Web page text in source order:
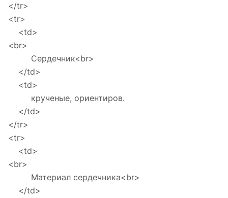
</tr>
<tr>
<td>
<br>
Сердечник<br>
</td>
<td>
крученые, ориентиров.
</td>
</tr>
<tr>
<td>
<br>
Материал сердечника<br>
</td>